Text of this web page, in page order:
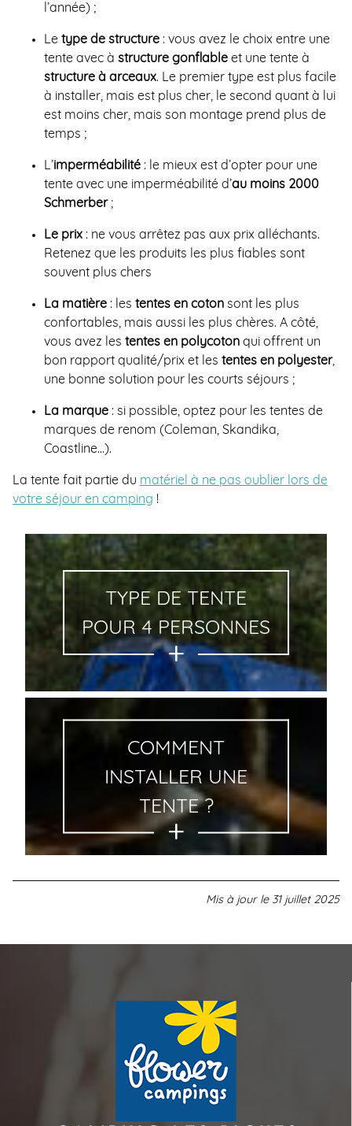
l’année) ;
Le type de structure : vous avez le choix entre une
tente avec à structure gonflable et une tente à
structure à arceaux. Le premier type est plus facile
à installer, mais est plus cher, le second quant à lui
est moins cher, mais son montage prend plus de
temps ;
L’imperméabilité : le mieux est d’opter pour une
tente avec une imperméabilité d’au moins 2000
Schmerber;
Le prix : ne vous arrêtez pas aux prix alléchants.
Retenez que les produits les plus fiables sont
souvent plus chers
La matière : les tentes en coton sont les plus
confortables, mais aussi les plus chères. A côté,
vous avez les tentes en polycoton qui offrent un
bon rapport qualité/prix et les tentes en polyester,
une bonne solution pour les courts séjours ;
La marque : si possible, optez pour les tentes de
marques de renom (Coleman, Skandika,
Coastline…).
La tente fait partie du matériel à ne pas oublier lors de
votre séjour en camping !
TYPE DE TENTE
POUR 4 PERSONNES
COMMENT
INSTALLER UNE
TENTE ?
Mis à jour le 31 juillet 2025